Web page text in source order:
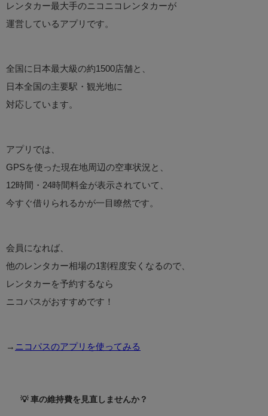
レンタカー最大手のニコニコレンタカーが
運営しているアプリです。
全国に日本最大級の約1500店舗と、
日本全国の主要駅・観光地に
対応しています。
アプリでは、
GPSを使った現在地周辺の空車状況と、
12時間・24時間料金が表示されていて、
今すぐ借りられるかが一目瞭然です。
会員になれば、
他のレンタカー相場の1割程度安くなるので、
レンタカーを予約するなら
ニコパスがおすすめです！
→ ニコパスのアプリを使ってみる
💡 車の維持費を見直しませんか？